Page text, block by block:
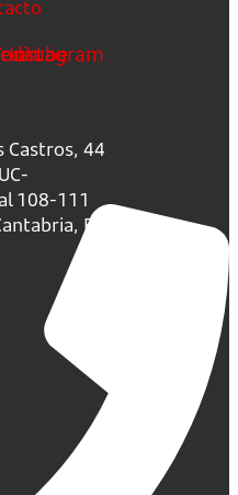
Instagram
Castros, 44
108-111
España.